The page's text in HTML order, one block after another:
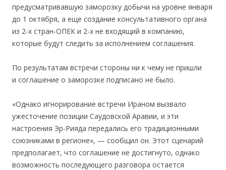
предусматривавшую заморозку добычи на уровне января
до 1 октября, а еще создание консультативного органа
из 2-х стран-ОПЕК и 2-х не входящий в компанию,
которые будут следить за исполнением соглашения.
По результатам встречи стороны ни к чему не пришли
и соглашение о заморозке подписано не было.
«Однако игнорирование встречи Ираном вызвало
ужесточение позиции Саудовской Аравии, и эти
настроения Эр-Рияда передались его традиционными
союзниками в регионе», — сообщил он. Этот сценарий
предполагает, что соглашение не достигнуто, однако
возможность последующего разговора остается